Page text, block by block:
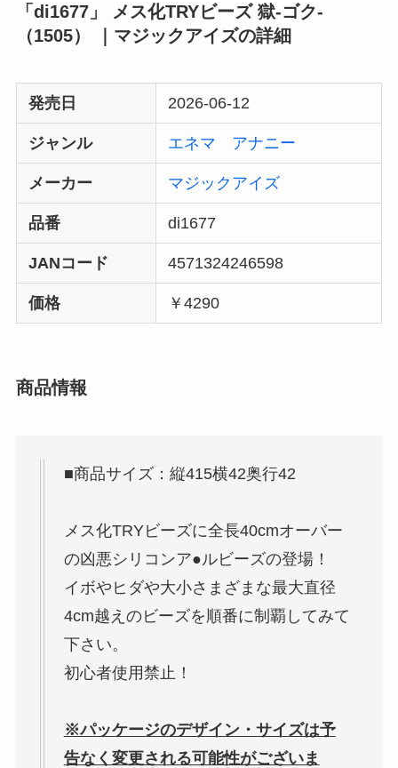
「di1677」 メス化TRYビーズ 獄-ゴク-
（1505） ｜マジックアイズの詳細
発売日 2026-06-12
ジャンル エネマ アナニー
メーカー マジックアイズ
品番 di1677
JANコード 4571324246598
価格 ￥4290
商品情報
■商品サイズ：縦415横42奥行42
メス化TRYビーズに全長40cmオーバー
の凶悪シリコンア●ルビーズの登場！
イボやヒダや大小さまざまな最大直径
4cm越えのビーズを順番に制覇してみて
下さい。
初心者使用禁止！
※パッケージのデザイン・サイズは予
告なく変更される可能性がございま